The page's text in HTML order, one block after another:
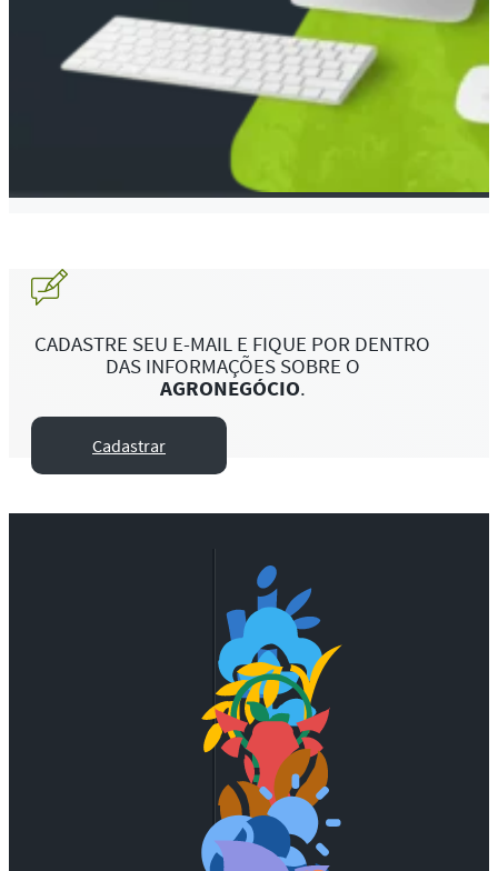
CADASTRE SEU E-MAIL E FIQUE POR DENTRO
DAS INFORMAÇÕES SOBRE O
AGRONEGÓCIO.
Cadastrar